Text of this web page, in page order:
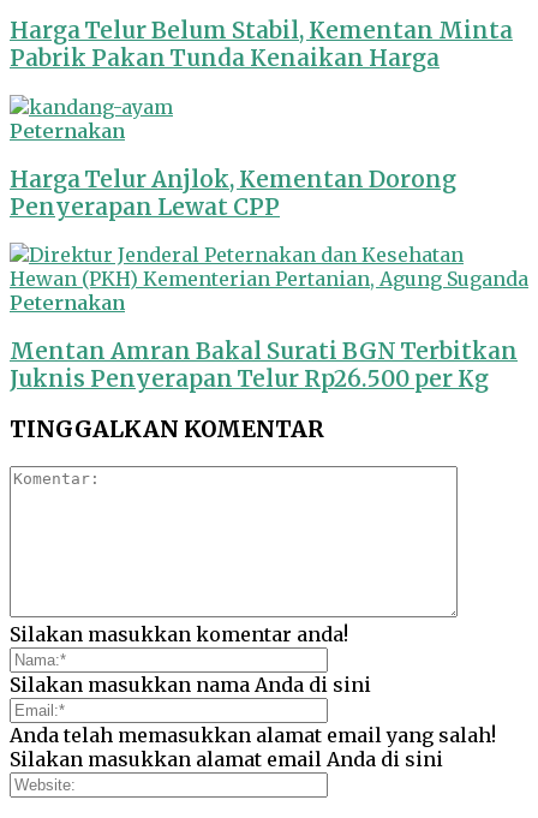
Harga Telur Belum Stabil, Kementan Minta
Pabrik Pakan Tunda Kenaikan Harga
Peternakan
Harga Telur Anjlok, Kementan Dorong
Penyerapan Lewat CPP
Peternakan
Mentan Amran Bakal Surati BGN Terbitkan
Juknis Penyerapan Telur Rp26.500 per Kg
TINGGALKAN KOMENTAR
Silakan masukkan komentar anda!
Silakan masukkan nama Anda di sini
Anda telah memasukkan alamat email yang salah!
Silakan masukkan alamat email Anda di sini